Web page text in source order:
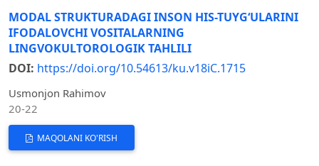
MODAL STRUKTURADAGI INSON HIS-TUYG‘ULARINI
IFODALOVCHI VOSITALARNING
LINGVOKULTOROLOGIK TAHLILI
DOI: https://doi.org/10.54613/ku.v18iC.1715
Usmonjon Rahimov
20-22
MAQOLANI KO'RISH